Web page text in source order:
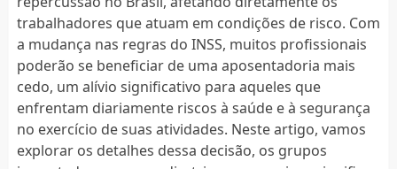
trabalhadores que atuam em condições de risco. Com
a mudança nas regras do INSS, muitos profissionais
poderão se beneficiar de uma aposentadoria mais
cedo, um alívio significativo para aqueles que
enfrentam diariamente riscos à saúde e à segurança
no exercício de suas atividades. Neste artigo, vamos
explorar os detalhes dessa decisão, os grupos